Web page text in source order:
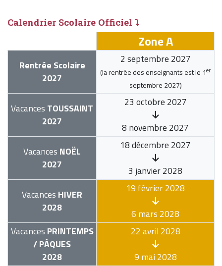
Calendrier Scolaire Officiel ⤵
Zone A
Rentrée Scolaire
2027
2 septembre 2027
(la rentrée des enseignants est le 1er
septembre 2027)
Vacances TOUSSAINT
2027
23 octobre 2027
8 novembre 2027
Vacances NOËL
2027
18 décembre 2027
3 janvier 2028
Vacances HIVER
2028
19 février 2028
6 mars 2028
Vacances PRINTEMPS
/ PÂQUES
2028
22 avril 2028
9 mai 2028